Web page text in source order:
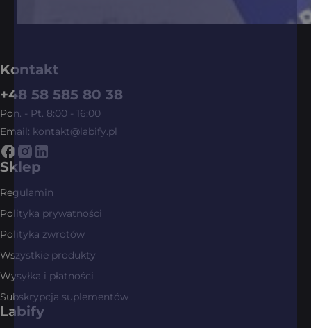
Kontakt
+48 58 585 80 38
Pon. - Pt. 8:00 - 16:00
Email: kontakt@labify.pl
Sklep
Regulamin
Polityka prywatności
Polityka zwrotów
Wszystkie produkty
Wysyłka i płatności
Subskrypcja suplementów
Labify